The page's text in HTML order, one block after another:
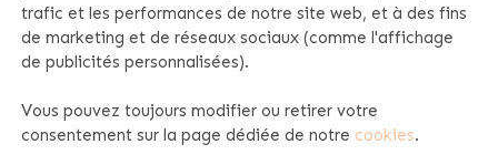
Spécificités du produit
Information du produit
trafic et les performances de notre site web, et à des fins
de marketing et de réseaux sociaux (comme l'affichage
de publicités personnalisées).
Vous pouvez toujours modifier ou retirer votre
consentement sur la page dédiée de notre cookies.